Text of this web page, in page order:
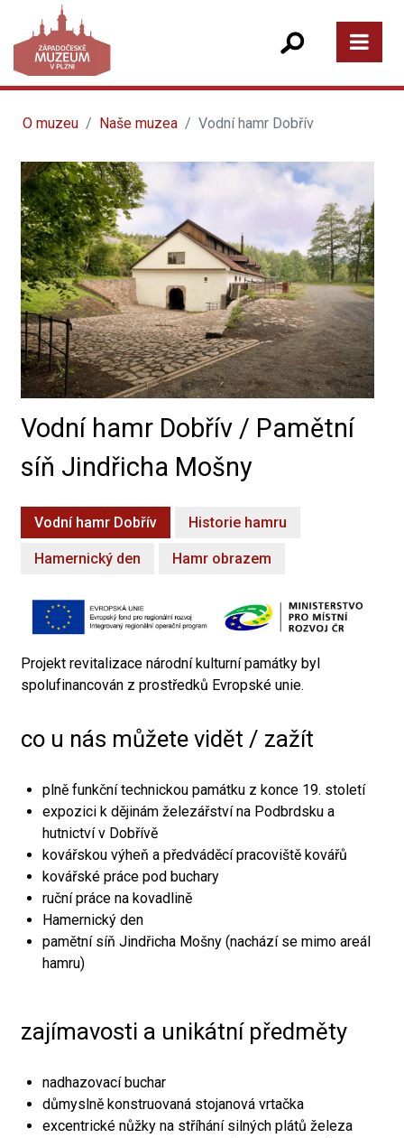
O muzeu Naše muzea Vodní hamr Dobřív
Vodní hamr Dobřív / Pamětní
síň Jindřicha Mošny
Vodní hamr Dobřív Historie hamru
Hamernický den Hamr obrazem
Projekt revitalizace národní kulturní památky byl
spolufinancován z prostředků Evropské unie.
co u nás můžete vidět / zažít
plně funkční technickou památku z konce 19. století
expozici k dějinám železářství na Podbrdsku a
hutnictví v Dobřívě
kovářskou výheň a předváděcí pracoviště kovářů
kovářské práce pod buchary
ruční práce na kovadlině
Hamernický den
pamětní síň Jindřicha Mošny (nachází se mimo areál
hamru)
zajímavosti a unikátní předměty
nadhazovací buchar
důmyslně konstruovaná stojanová vrtačka
excentrické nůžky na stříhání silných plátů železa